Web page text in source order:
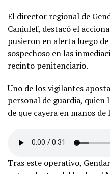
El director regional de
Caniulef, destacó el
pusieron en alerta luego
sospechoso en las
recinto penitenciario.
Uno de los vigilantes
personal de guardia,
de que cayera en manos
Tras este operativo,